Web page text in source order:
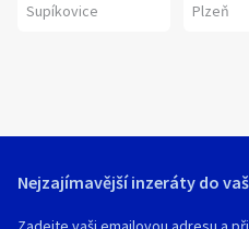
Supíkovice Plzeň
Nejzajímavější inzeráty do